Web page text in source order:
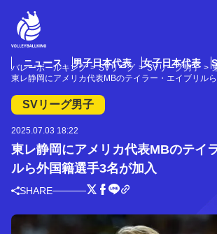
ニュース 男子日本代表 女子日本代表
バレーボールキング SVリーグ SVリーグ男子
東レ静岡にアメリカ代表MBのテイラー・エイブリル
SVリーグ男子
2025.07.03 18:22
東レ静岡にアメリカ代表MBのテイ
ルら外国籍選手3名が加入
SHARE